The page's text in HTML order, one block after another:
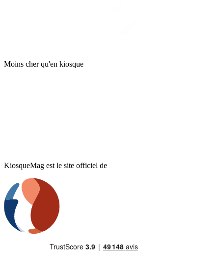
Moins cher qu'en kiosque
KiosqueMag est le site officiel de